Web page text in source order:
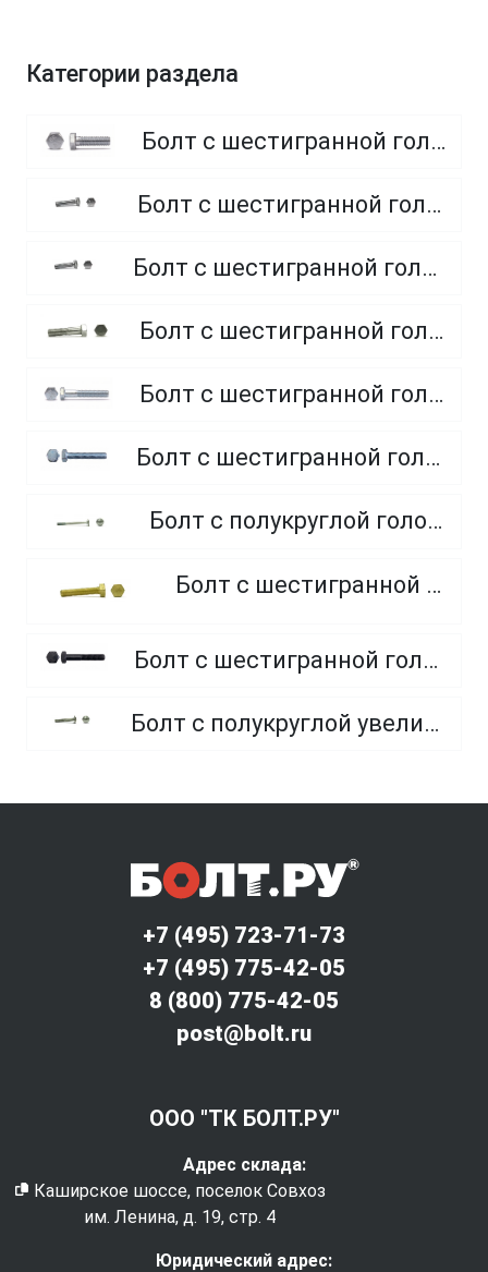
Категории раздела
Болт с шестигранной головкой, полная резьба, класс прочности 8.8
Болт с шестигранной головкой, полная резьба, класс прочности 4.8 и 5.8
Болт с шестигранной головкой, полная резьба, из нержавеющей стали A2 и A4
Болт с шестигранной головкой, неполная резьба, класс прочности 5.8
Болт с шестигранной головкой, неполная резьба, класс прочности 8.8
Болт с шестигранной головкой, полная резьба, класс прочности 10.9 и 12.9
Болт с полукруглой головкой и квадратным подголовником
Болт с шестигранной головкой, из латуни
Болт с шестигранной головкой, неполная резьба, класс прочности 10.9 и 12.9
Болт с полукруглой увеличенной головкой и усом класса точности C (мебельный)
+7 (495) 723-71-73
+7 (495) 775-42-05
8 (800) 775-42-05
post@bolt.ru
ООО "ТК БОЛТ.РУ"
Адрес склада:
Каширское шоссе, поселок Совхоз
им. Ленина, д. 19, стр. 4
Юридический адрес: